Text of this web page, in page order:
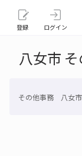
登録 ログイン
八女市
その他事務 八女市